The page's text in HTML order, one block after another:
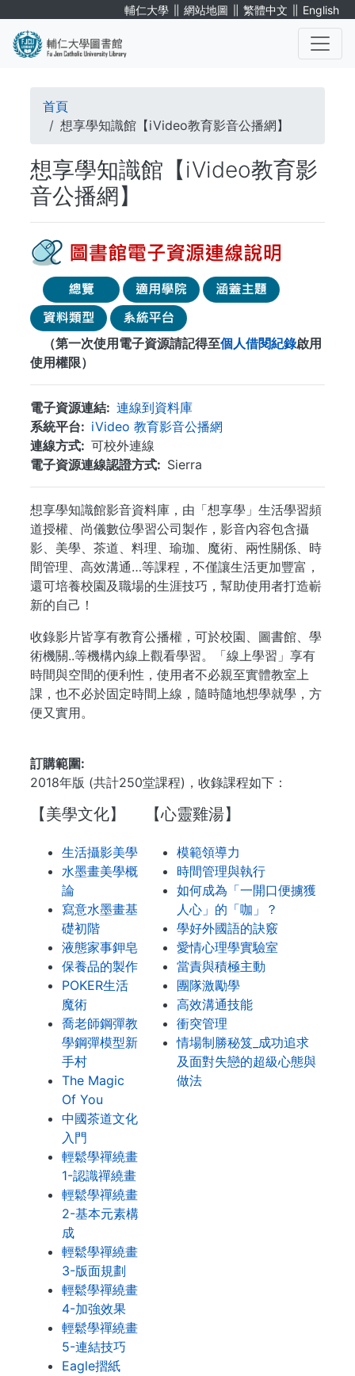
輔仁大學 ∥ 網站地圖 ∥ 繁體中文 ∥ English
導
航
連
結
首頁
想享學知識館【iVideo教育影音公播網】
想享學知識館【iVideo教育影
音公播網】
（第一次使用電子資源請記得至個人借閱紀錄啟用
使用權限）
電子資源連結
連線到資料庫
系統平台
iVideo 教育影音公播網
連線方式
可校外連線
電子資源連線認證方式
Sierra
想享學知識館影音資料庫，由「想享學」生活學習頻
道授權、尚儀數位學習公司製作，影音內容包含攝
影、美學、茶道、料理、瑜珈、魔術、兩性關係、時
間管理、高效溝通…等課程，不僅讓生活更加豐富，
還可培養校園及職場的生涯技巧，幫助使用者打造嶄
新的自己！
收錄影片皆享有教育公播權，可於校園、圖書館、學
術機關..等機構內線上觀看學習。「線上學習」享有
時間與空間的便利性，使用者不必親至實體教室上
課，也不必於固定時間上線，隨時隨地想學就學，方
便又實用。
訂購範圍
2018年版 (共計250堂課程)，收錄課程如下：
【美學文化】 【心靈雞湯】
生活攝影美學
水墨畫美學概
論
寫意水墨畫基
礎初階
液態家事鉀皂
保養品的製作
POKER生活
魔術
喬老師鋼彈教
學鋼彈模型新
手村
The Magic
Of You
中國茶道文化
入門
輕鬆學禪繞畫
1-認識禪繞畫
輕鬆學禪繞畫
2-基本元素構
成
輕鬆學禪繞畫
3-版面規劃
輕鬆學禪繞畫
4-加強效果
輕鬆學禪繞畫
5-連結技巧
Eagle摺紙
模範領導力
時間管理與執行
如何成為「一開口便擄獲
人心」的「咖」？
學好外國語的訣竅
愛情心理學實驗室
當責與積極主動
團隊激勵學
高效溝通技能
衝突管理
情場制勝秘笈_成功追求
及面對失戀的超級心態與
做法